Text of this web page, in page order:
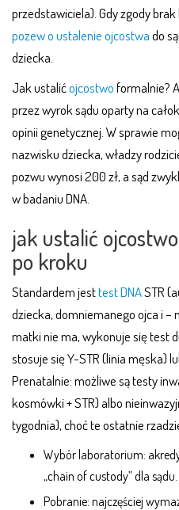
przedstawiciela). Gdy zgody
pozew o ustalenie ojcostwado
dziecka.
Jak ustalićojcostwoformalnie?
przez wyrok sądu oparty na
opinii genetycznej. W sprawie
nazwisku dziecka, władzy
pozwu wynosi 200 zł, a sąd
w badaniu DNA.
jak ustalić
po kroku
Standardem jesttest DNASTR
dziecka, domniemanego ojca i –
matki nie ma, wykonuje się test
stosuje się Y-STR (linia męska)
Prenatalnie: możliwe są testy
kosmówki + STR) albo
tygodnia), choć te ostatnie
Wybór laboratorium:
„chain of custody” dla sądu.
Pobranie: najczęściej